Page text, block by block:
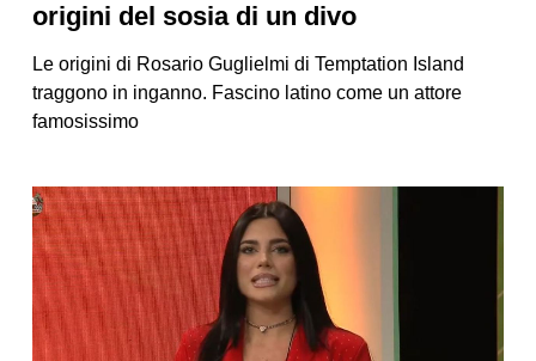
origini del sosia di un divo
Le origini di Rosario Guglielmi di Temptation Island
traggono in inganno. Fascino latino come un attore
famosissimo